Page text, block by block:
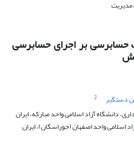
حسابرسی بر اجرای حسابرسی
دستگیر
2
دانشگاه آزاد اسلامی واحد مبارکه، ایران
اسلامی واحد اصفهان (خوراسگان)، ایران